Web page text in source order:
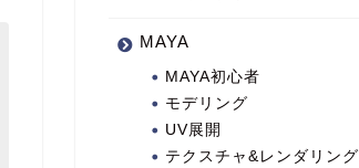
MAYA
MAYA初心者
モデリング
UV展開
テクスチャ&レンダリング